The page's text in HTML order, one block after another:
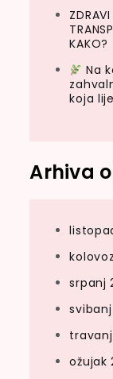
KAKO?
Na
koja
Arhiva
srpanj
ožujak